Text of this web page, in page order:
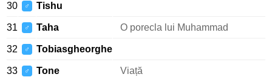
30 ♂ Tishu
31 ♂ Taha O porecla lui Muhammad
32 ♂ Tobiasgheorghe
33 ♂ Tone Viață